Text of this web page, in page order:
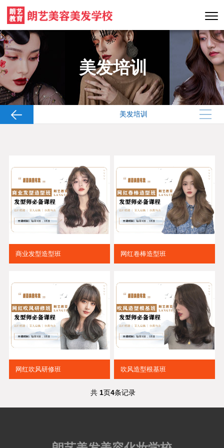
美发培训
美发培训
商业发型造型班 网红卷棒造型班
网红吹风研修班 吹风造型根基班
共 1页4条记录